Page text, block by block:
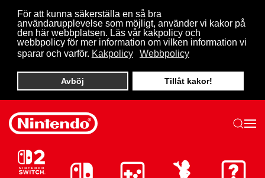
För att kunna säkerställa en så bra
användarupplevelse som möjligt, använder vi kakor på
den här webbplatsen. Läs vår kakpolicy och
webbpolicy för mer information om vilken information vi
sparar och varför. Kakpolicy Webbpolicy
Avböj Tillåt kakor!
Skip to main content